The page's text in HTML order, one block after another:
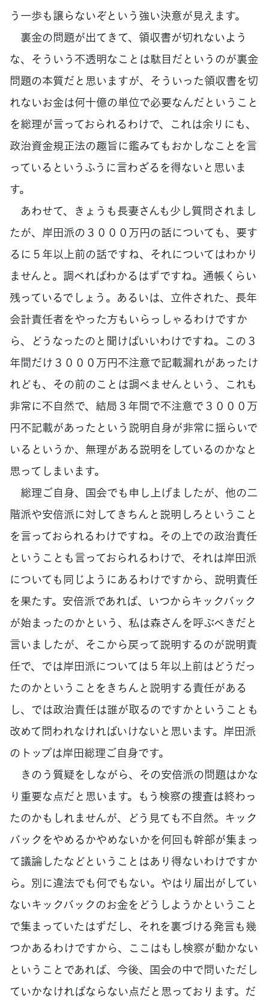
う一歩も譲らないぞという強い決意が見えます。
裏金の問題が出てきて、領収書が切れないよう
な、そういう不透明なことは駄目だというのが裏金
問題の本質だと思いますが、そういった領収書を切
れないお金は何十億の単位で必要なんだということ
を総理が言っておられるわけで、これは余りにも、
政治資金規正法の趣旨に鑑みてもおかしなことを言
っているというふうに言わざるを得ないと思いま
す。
あわせて、きょうも長妻さんも少し質問されまし
たが、岸田派の３０００万円の話についても、要す
るに５年以上前の話ですね、それについてはわかり
ませんと。調べればわかるはずですね。通帳くらい
残っているでしょう。あるいは、立件された、長年
会計責任者をやった方もいらっしゃるわけですか
ら、どうなったのと聞けばいいわけですね。この３
年間だけ３０００万円不注意で記載漏れがあったけ
れども、その前のことは調べませんという、これも
非常に不自然で、結局３年間で不注意で３０００万
円不記載があったという説明自身が非常に揺らいで
いるというか、無理がある説明をしているのかなと
思ってしまいます。
総理ご自身、国会でも申し上げましたが、他の二
階派や安倍派に対してきちんと説明しろということ
を言っておられるわけですね。その上での政治責任
ということも言っておられるわけで、それは岸田派
についても同じようにあるわけですから、説明責任
を果たす。安倍派であれば、いつからキックバック
が始まったのかという、私は森さんを呼ぶべきだと
言いましたが、そこから戻って説明するのが説明責
任で、では岸田派については５年以上前はどうだっ
たのかということをきちんと説明する責任がある
し、では政治責任は誰が取るのですかということも
改めて問われなければいけないと思います。岸田派
のトップは岸田総理ご自身です。
きのう質疑をしながら、その安倍派の問題はかな
り重要な点だと思います。もう検察の捜査は終わっ
たのかもしれませんが、どう見ても不自然。キック
バックをやめるかやめないかを何回も幹部が集まっ
て議論したなどということはあり得ないわけですか
ら。別に違法でも何でもない。やはり届出がしてい
ないキックバックのお金をどうしようかということ
で集まっていたはずだし、それを裏づける発言も幾
つかあるわけですから、ここはもし検察が動かない
ということであれば、今後、国会の中で問いただし
ていかなければならない点だと思っております。だ